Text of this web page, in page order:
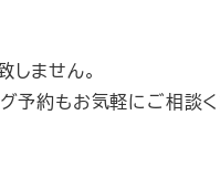
ません。
予約もお気軽にご相談く